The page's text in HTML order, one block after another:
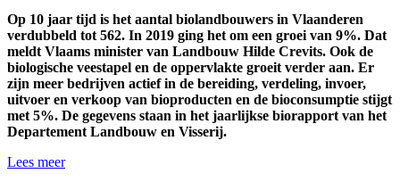
Op 10 jaar tijd is het aantal biolandbouwers in Vlaanderen
verdubbeld tot 562. In 2019 ging het om een groei van 9%. Dat
meldt Vlaams minister van Landbouw Hilde Crevits. Ook de
biologische veestapel en de oppervlakte groeit verder aan. Er
zijn meer bedrijven actief in de bereiding, verdeling, invoer,
uitvoer en verkoop van bioproducten en de bioconsumptie stijgt
met 5%. De gegevens staan in het jaarlijkse biorapport van het
Departement Landbouw en Visserij.
Lees meer